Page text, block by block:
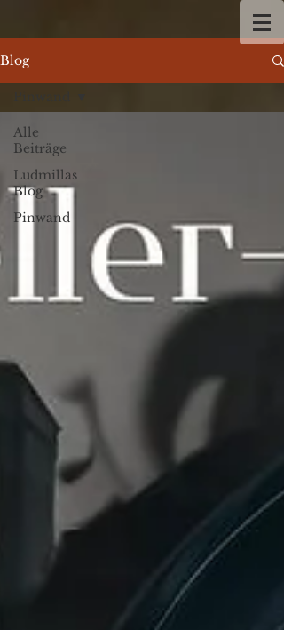
Blog
Alle
Beiträge
Ludmillas
Blog
Pinwand